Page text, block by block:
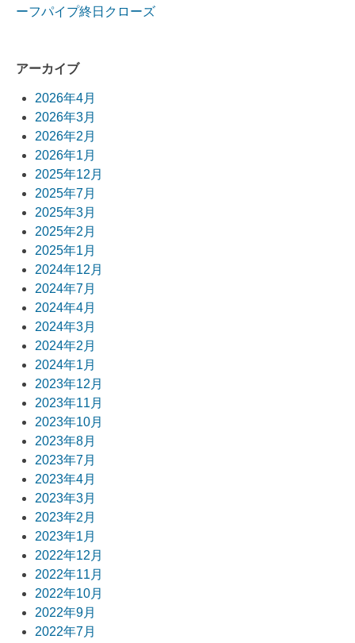
投
ナ
ビ
ゲ
ー
シ
ョ
ン
ーフパイプ終日クローズ
アーカイブ
2026年4月
2026年3月
2026年2月
2026年1月
2025年12月
2025年7月
2025年3月
2025年2月
2025年1月
2024年12月
2024年7月
2024年4月
2024年3月
2024年2月
2024年1月
2023年12月
2023年11月
2023年10月
2023年8月
2023年7月
2023年4月
2023年3月
2023年2月
2023年1月
2022年12月
2022年11月
2022年10月
2022年9月
2022年7月